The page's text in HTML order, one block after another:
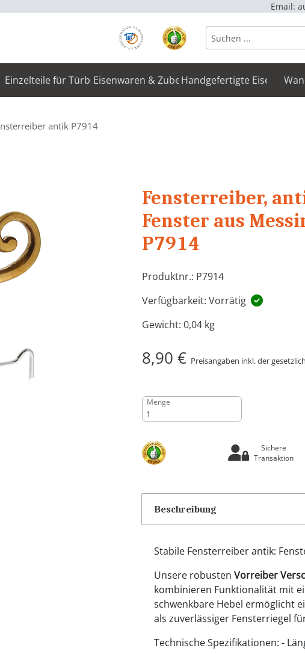
Email:
Einzelteile für TürbeschlägeEisenwaren & ZubehörHandgefertigte
antik P7914
Fensterreiber,
Fenster aus
P7914
Produktnr.: P7914
Verfügbarkeit: Vorrätig
Gewicht: 0,04 kg
8,90 € Preisangaben inkl. der
Menge
Sichere
Transaktion
Beschreibung
Stabile Fensterreiber antik:
Unsere robusten Vorreiber
kombinieren Funktionalität mit
schwenkbare Hebel ermöglicht
als zuverlässiger Fensterriegel
Technische Spezifikationen: -